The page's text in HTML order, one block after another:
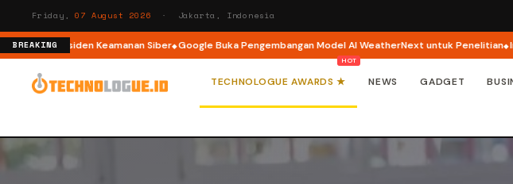
Friday,07 August 2026 · Jakarta, Indonesia
BREAKING
Insiden Keamanan Siber Google Buka Pengembangan Model AI WeatherNext untuk Penelitian Indosat
TECHNOLOGUE AWARDS ★ NEWS GADGET